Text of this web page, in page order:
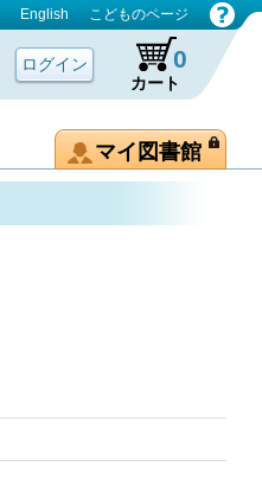
English こどものページ
カート
0
マイ図書館